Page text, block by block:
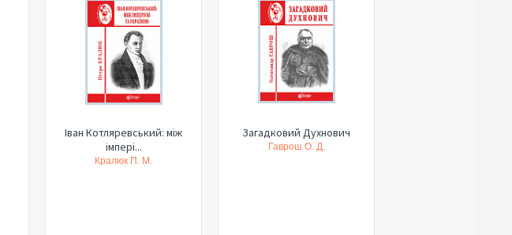
Іван Котляревський: між
імпері...
Кралюк П. М.
Загадковий Духнович
Гаврош О. Д.